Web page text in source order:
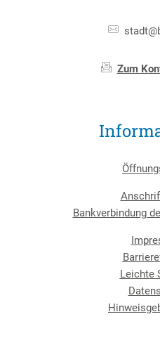
Zum
Bankverbindung
Leichte